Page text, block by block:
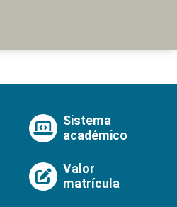
Sistema
académico
Valor
matrícula